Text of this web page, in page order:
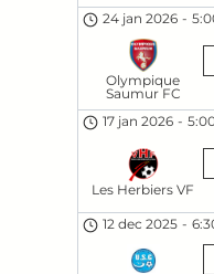
24 jan 2026 -
Olympique
Saumur FC
17 jan 2026 -
Les Herbiers VF
12 dec 2025 -